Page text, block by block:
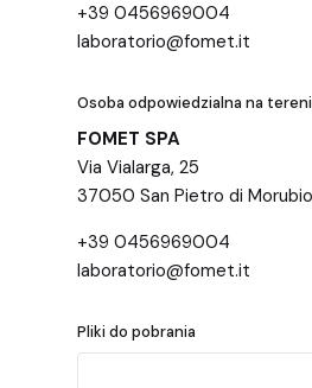
+39 0456969004
laboratorio@fomet.it
Osoba odpowiedzialna na
FOMET SPA
Via Vialarga, 25
37050 San Pietro di
+39 0456969004
laboratorio@fomet.it
Pliki do pobrania